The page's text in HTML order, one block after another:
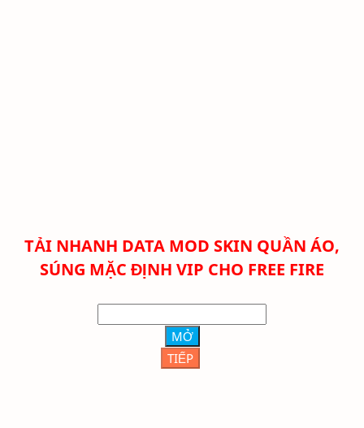
TẢI NHANH DATA MOD SKIN QUẦN ÁO,
SÚNG MẶC ĐỊNH VIP CHO FREE FIRE
MỞ
TIẾP